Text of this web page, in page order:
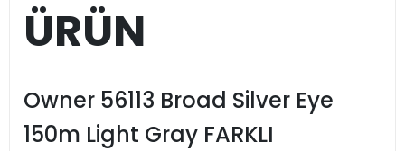
ÜRÜN
Owner 56113 Broad Silver Eye
150m Light Gray FARKLI